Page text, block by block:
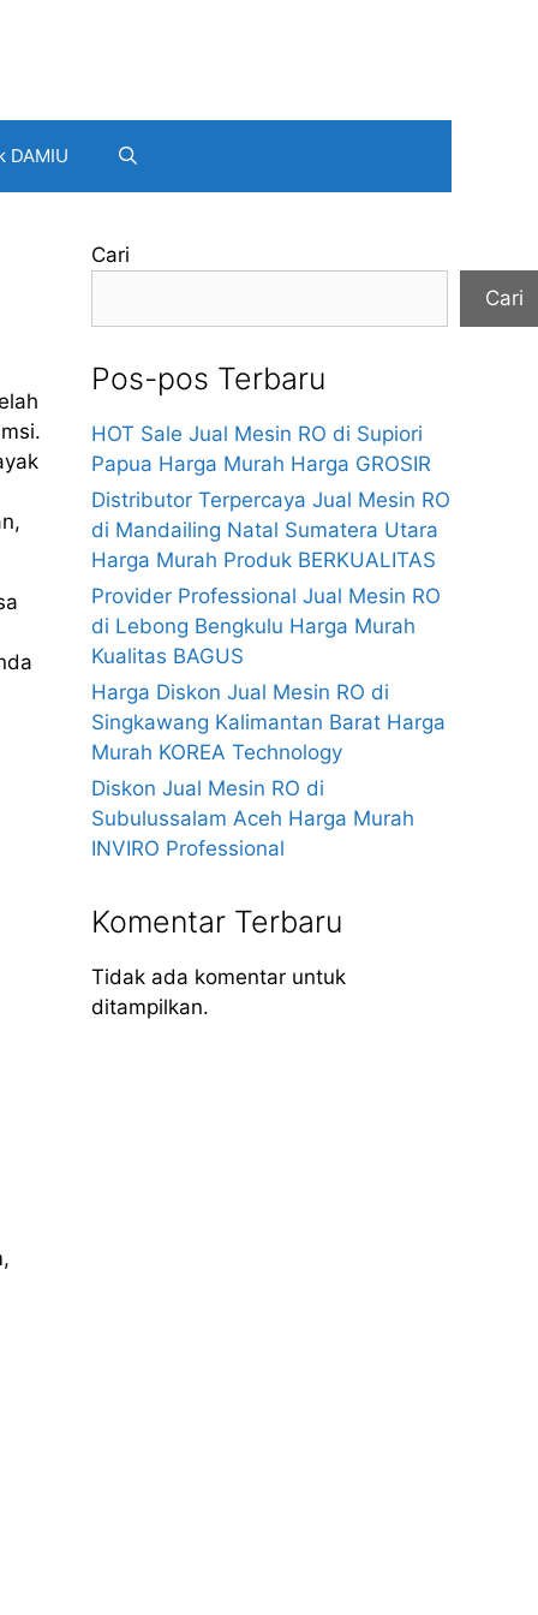
DAMIU
Cari
Cari
Pos-pos Terbaru
HOT Sale Jual Mesin RO di Supiori
Papua Harga Murah Harga GROSIR
Distributor Terpercaya Jual Mesin RO
di Mandailing Natal Sumatera Utara
Harga Murah Produk BERKUALITAS
Provider Professional Jual Mesin RO
di Lebong Bengkulu Harga Murah
Kualitas BAGUS
Harga Diskon Jual Mesin RO di
Singkawang Kalimantan Barat Harga
Murah KOREA Technology
Diskon Jual Mesin RO di
Subulussalam Aceh Harga Murah
INVIRO Professional
Komentar Terbaru
Tidak ada komentar untuk
ditampilkan.